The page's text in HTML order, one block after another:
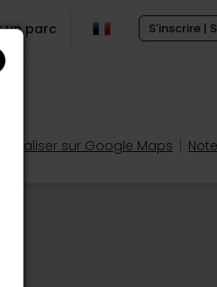
S'inscrire |
un parc
Localiser sur Google Maps